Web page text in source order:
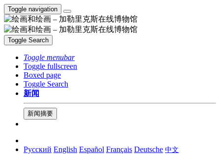
Toggle navigation
Toggle Search
Toggle menubar
Toggle fullscreen
Boxed page
Toggle Search
新闻
新闻摘要
Русский English Español Français Deutsche 中文